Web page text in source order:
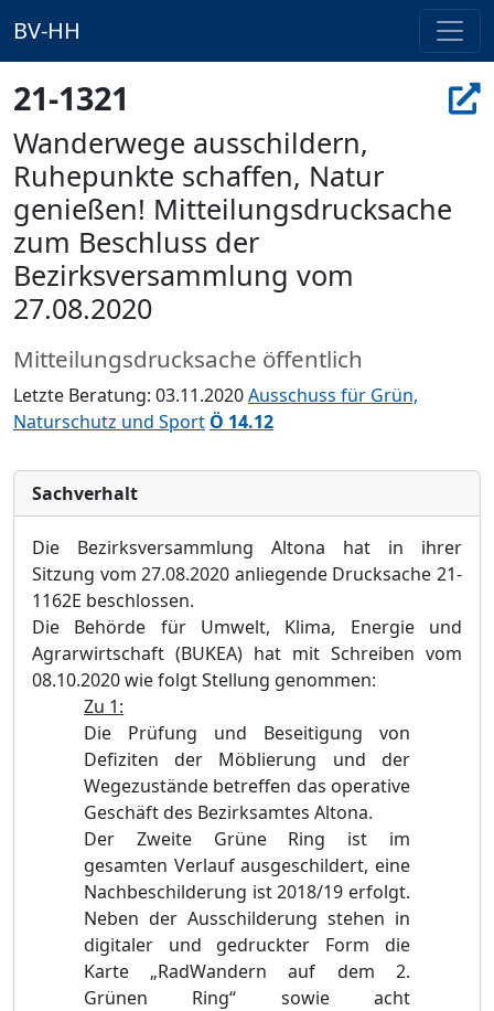
BV-HH
21-1321
Wanderwege ausschildern,
Ruhepunkte schaffen, Natur
genießen! Mitteilungsdrucksache
zum Beschluss der
Bezirksversammlung vom
27.08.2020
Mitteilungsdrucksache öffentlich
Letzte Beratung: 03.11.2020Ausschuss für Grün,
Naturschutz und Sport Ö 14.12
Sachverhalt
Die Bezirksversammlung Altona hat in ihrer
Sitzung vom 27.08.2020 anliegende Drucksache 21-
1162E beschlossen.
Die Behörde für Umwelt, Klima, Energie und
Agrarwirtschaft (BUKEA) hat mit Schreiben vom
08.10.2020 wie folgt Stellung genommen:
Zu 1:
Die Prüfung und Beseitigung von
Defiziten der Möblierung und der
Wegezustände betreffen das operative
Geschäft des Bezirksamtes Altona.
Der Zweite Grüne Ring ist im
gesamten Verlauf ausgeschildert, eine
Nachbeschilderung ist 2018/19 erfolgt.
Neben der Ausschilderung stehen in
digitaler und gedruckter Form die
Karte „RadWandern auf dem 2.
Grünen Ring“ sowie acht